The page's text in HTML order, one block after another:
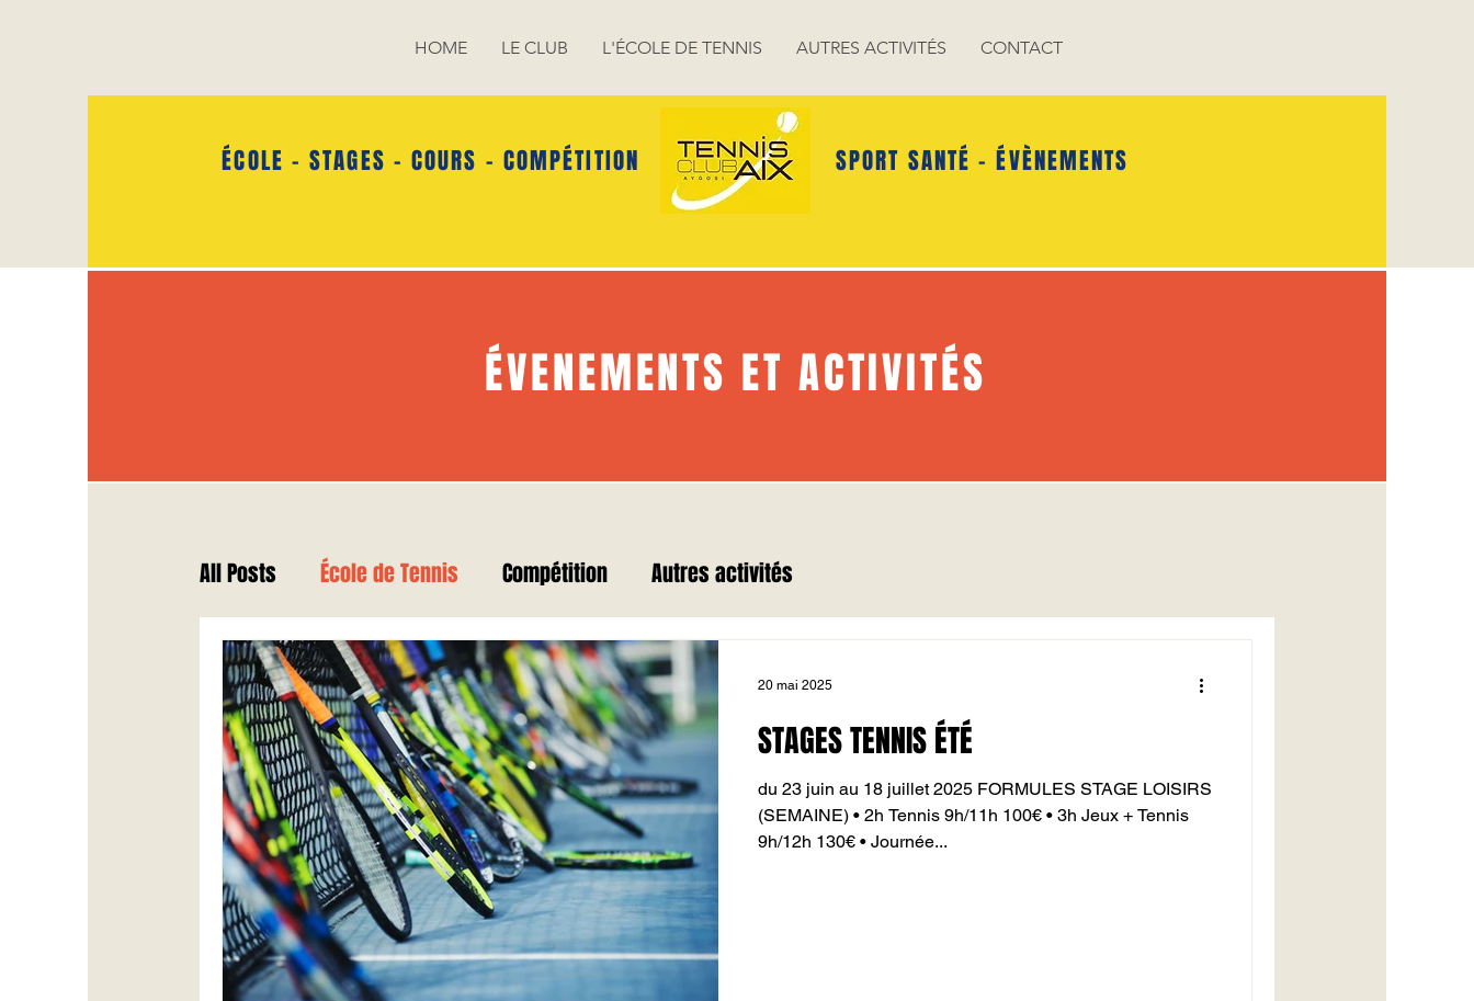
HOME LE CLUB L'ÉCOLE DE TENNIS AUTRES ACTIVITÉS CONTACT
ÉCOLE - STAGES - COURS - COMPÉTITION SPORT SANTÉ - ÉVÈNEMENTS
ÉVENEMENTS ET ACTIVITÉS
All Posts École de Tennis Compétition Autres activités
STAGES TENNIS ÉTÉ
du 23 juin au 18 juillet 2025 FORMULES STAGE LOISIRS
(SEMAINE) • 2h Tennis 9h/11h 100€ • 3h Jeux + Tennis
9h/12h 130€ • Journée...
20 mai 2025